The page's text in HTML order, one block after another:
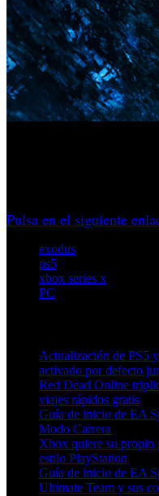
Pulsa en el siguiente
exodus
ps5
xbox series x
PC
Actualización de PS5
activado por defecto
Red Dead Online
viajes rápidos gratis
Guía de inicio de EA
Modo Carrera
Xbox quiere su propio
estilo PlayStation
Guía de inicio de EA
Ultimate Team y sus